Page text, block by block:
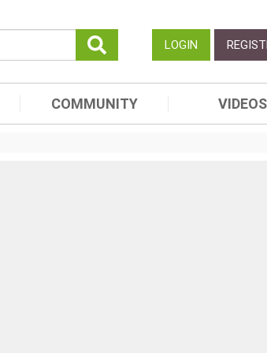
LOGIN
COMMUNITY VIDEOS